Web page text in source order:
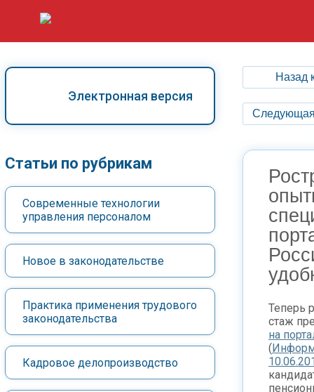
Электронная версия
Статьи по рубрикам
Современные технологии
управления персоналом
Новое в законодательстве
Практика применения трудового
законодательства
Кадровое делопроизводство
Назад
Следующая
Теперь
стаж
на
(